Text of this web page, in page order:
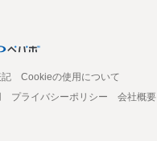
Cookieの使用について
プライバシーポリシー 会社概要